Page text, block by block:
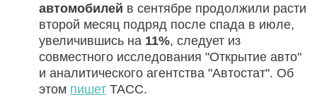
автомобилей в сентябре продолжили расти
второй месяц подряд после спада в июле,
увеличившись на 11%, следует из
совместного исследования "Открытие авто"
и аналитического агентства "Автостат". Об
этом пишет ТАСС.